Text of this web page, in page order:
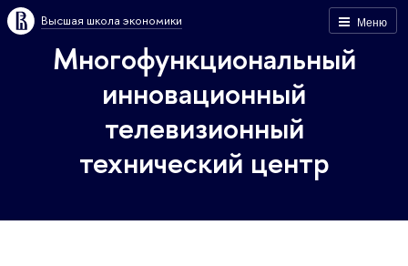
Меню
Высшая школа экономики
Многофункциональный
инновационный
телевизионный
технический центр